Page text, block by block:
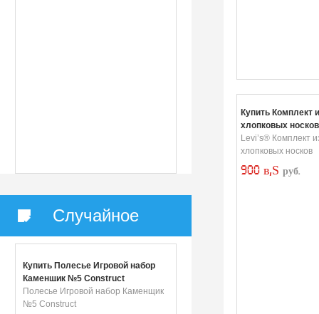
Случайное
Купить Полесье Игровой набор
Каменщик №5 Construct
Полесье Игровой набор Каменщик
№5 Construct
Купить Комплект
хлопковых носков
Levi’s® Комплект
хлопковых носков
900 в‚Ѕ руб.